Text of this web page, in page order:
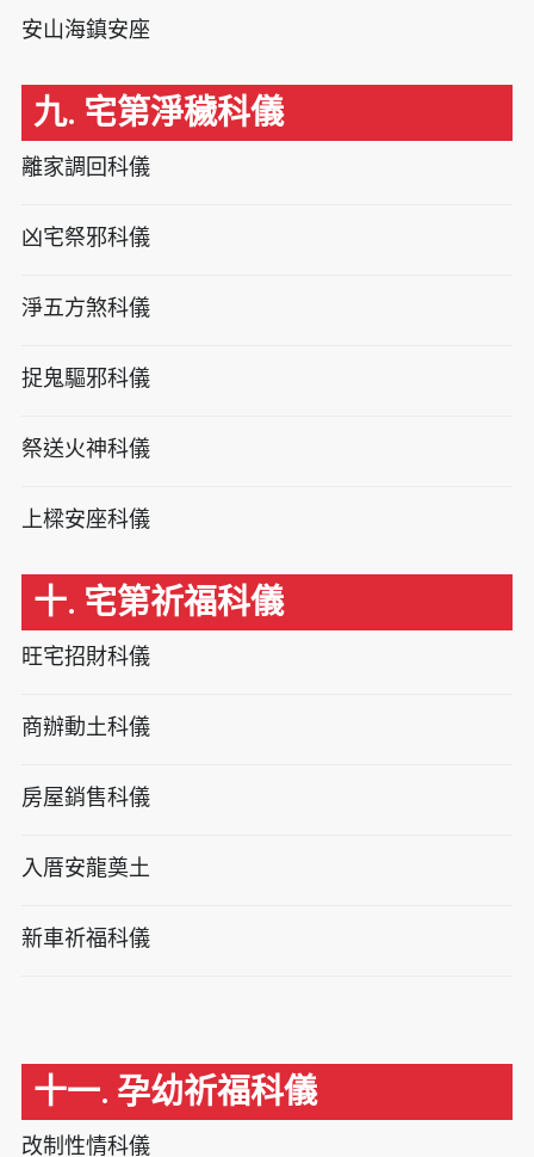
安山海鎮安座
九. 宅第淨穢科儀
離家調回科儀
凶宅祭邪科儀
淨五方煞科儀
捉鬼驅邪科儀
祭送火神科儀
上樑安座科儀
十. 宅第祈福科儀
旺宅招財科儀
商辦動土科儀
房屋銷售科儀
入厝安龍奠土
新車祈福科儀
十一. 孕幼祈福科儀
改制性情科儀